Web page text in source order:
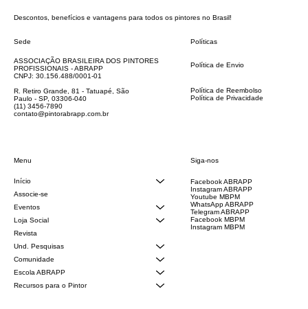
Descontos, benefícios e vantagens para todos os pintores no Brasil!
Sede
ASSOCIAÇÃO BRASILEIRA DOS PINTORES
PROFISSIONAIS - ABRAPP
CNPJ: 30.156.488/0001-01
R. Retiro Grande, 81 - Tatuapé, São
Paulo - SP, 03306-040
(11) 3456-7890
contato@pintorabrapp.com.br
Menu
Início
Associe-se
Eventos
Loja Social
Revista
Und. Pesquisas
Comunidade
Escola ABRAPP
Recursos para o Pintor
Políticas
Política de Envio
Política de Reembolso
Política de Privacidade
Siga-nos
Facebook ABRAPP
Instagram ABRAPP
Youtube MBPM
WhatsApp ABRAPP
Telegram ABRAPP
Facebook MBPM
Instagram MBPM